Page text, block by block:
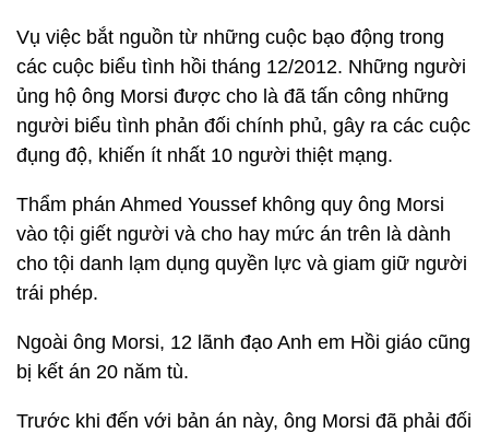
Vụ việc bắt nguồn từ những cuộc bạo động trong
các cuộc biểu tình hồi tháng 12/2012. Những người
ủng hộ ông Morsi được cho là đã tấn công những
người biểu tình phản đối chính phủ, gây ra các cuộc
đụng độ, khiến ít nhất 10 người thiệt mạng.
Thẩm phán Ahmed Youssef không quy ông Morsi
vào tội giết người và cho hay mức án trên là dành
cho tội danh lạm dụng quyền lực và giam giữ người
trái phép.
Ngoài ông Morsi, 12 lãnh đạo Anh em Hồi giáo cũng
bị kết án 20 năm tù.
Trước khi đến với bản án này, ông Morsi đã phải đối